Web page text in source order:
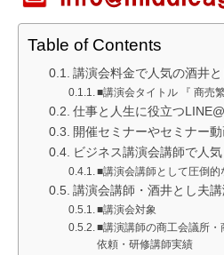
Table of Contents
講演会料金で人気の酒井
■講演会タイトル 『 商売
仕事と人生に役立つLINE@
開催セミナーやセミナー
ビジネス講演会講師で人
■講演会講師として圧倒的
講演会講師・酒井とし夫
■講演会対象
■講演講師の商工会議所
依頼・研修講師実績